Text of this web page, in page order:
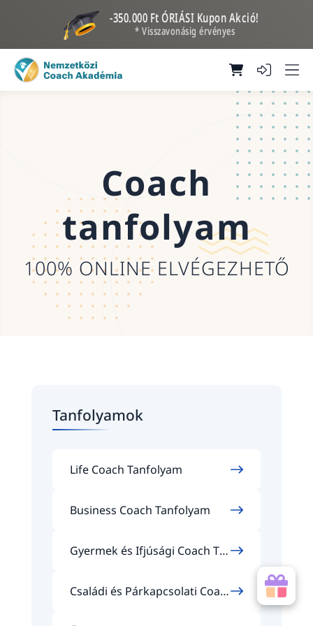
-350.000 Ft ÓRIÁSI Kupon Akció!
* Visszavonásig érvényes
Coach
tanfolyam
100% ONLINE ELVÉGEZHETŐ
Tanfolyamok
Life Coach Tanfolyam
Business Coach Tanfolyam
Gyermek és Ifjúsági Coach Ta
Családi és Párkapcsolati Coac